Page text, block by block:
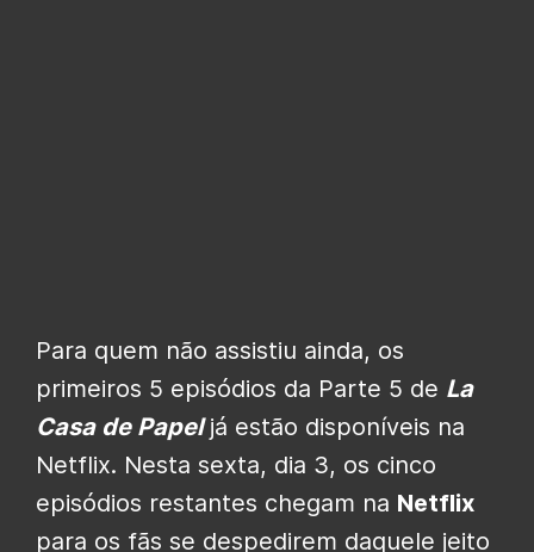
Para quem não assistiu ainda, os
primeiros 5 episódios da Parte 5 de La
Casa de Papeljá estão disponíveis na
Netflix. Nesta sexta, dia 3, os cinco
episódios restantes chegam na Netflix
para os fãs se despedirem daquele jeito